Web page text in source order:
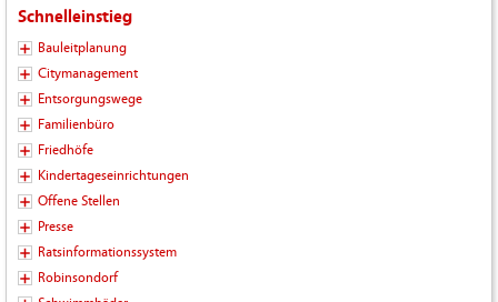
Schnelleinstieg
Bauleitplanung
Citymanagement
Entsorgungswege
Familienbüro
Friedhöfe
Kindertageseinrichtungen
Offene Stellen
Presse
Ratsinformationssystem
Robinsondorf